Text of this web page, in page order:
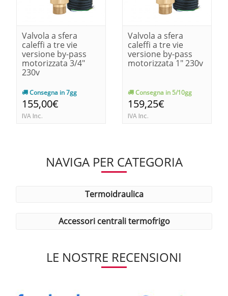
Valvola a sfera
caleffi a tre vie
versione by-pass
motorizzata 3/4"
230v
Consegna in 7gg
155,00€
IVA Inc.
Valvola a sfera
caleffi a tre vie
versione by-pass
motorizzata 1" 230v
Consegna in 5/10gg
159,25€
IVA Inc.
NAVIGA PER CATEGORIA
termoidraulica
accessori centrali termofrigo
LE NOSTRE RECENSIONI